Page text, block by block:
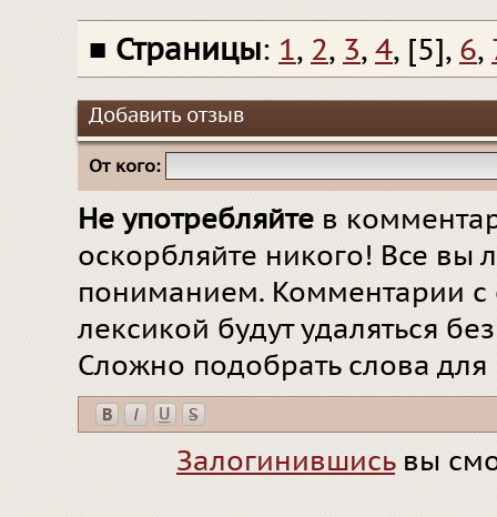
■ Страницы: 1, 2, 3, 4, [5], 6,
Добавить отзыв
От кого:
Не употребляйте в
оскорбляйте никого! Все вы
пониманием. Комментарии
лексикой будут удаляться
Сложно подобрать слова
Залогинившисьвы